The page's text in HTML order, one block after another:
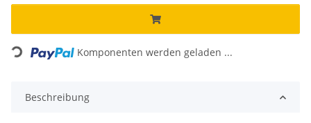
Loading... Komponenten werden geladen ...
Beschreibung